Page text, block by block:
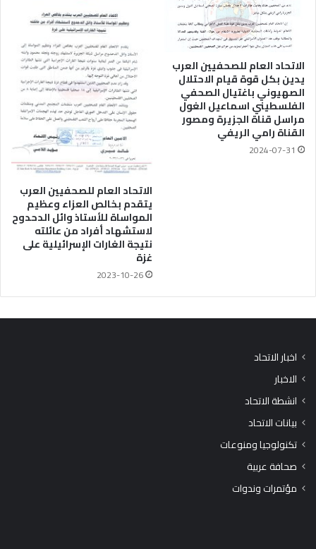
الاتحاد العام للصحفيين العرب
يدين بكل قوة قيام الاحتلال
الصهيوني باغتيال الصحفي
الفلسطيني اسماعيل الغول
مراسل قناة الجزيرة ومصور
القناة رامي الريفي
2024-07-31
الاتحاد العام للصحفيين العرب
يتقدم بخالص العزاء وعظيم
المواساة للأستاذ وائل الدحدوح
لاستشهاد أفراد من عائلته
نتيجة الغارات الإسرائيلية على
غزة
2023-10-26
اخبار الاتحاد
الاخبار
انشطة الاتحاد
بيانات الاتحاد
تكنولوجيا ومنوعات
صحافة عربية
مؤتمرات وندوات